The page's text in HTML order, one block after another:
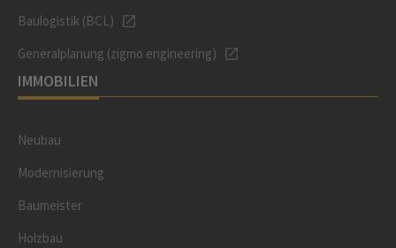
Baulogistik (BCL)
Generalplanung (zigmo engineering)
IMMOBILIEN
Neubau
Modernisierung
Baumeister
Holzbau